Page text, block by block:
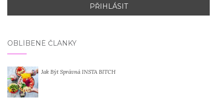
OBLÍBENÉ ČLÁNKY
Jak Být Správná INSTA BITCH